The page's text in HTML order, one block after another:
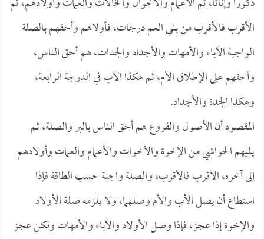
الأقرب فالأقرب من بني العم درجات، فأولاهم وأحقهم بالصلة
الواجبة الآباء والأمهات والأجداد والجدات، هم أحق الناس،
وأحقهم على الإطلاق الأم، ثم هكذا الأب في الدرجة الرابعة،
وهكذا الجدة والأجداد.
المقصود أن الأصول والفروع هم أحق الناس بالبر والصلة، ثم
يليهم الحواشي من الإخوة والأخوات والأعمام والعمات وأولادهم
إلى آخره، الأقرب فالأقرب، والصلة واجبة حسب الطاقة فإذا
استطاع أن يصل الأب والأم وصلهما، ولا يلزمه صلة الأولاد
والإخوة إذا عجز، فإذا وصل الأولاد والآباء والأمهات ولكن عجز